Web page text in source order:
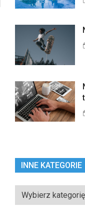
INNE KATEGORIE
Inne
kategorie